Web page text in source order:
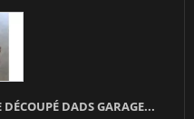
DADS GARAGE...